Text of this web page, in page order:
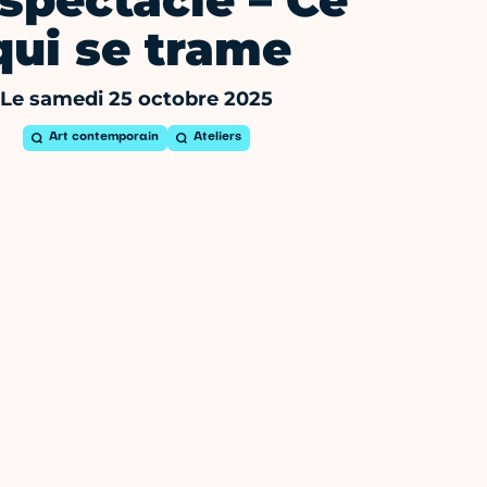
se trame
Le samedi 25 octobre 2025
Art contemporain Ateliers